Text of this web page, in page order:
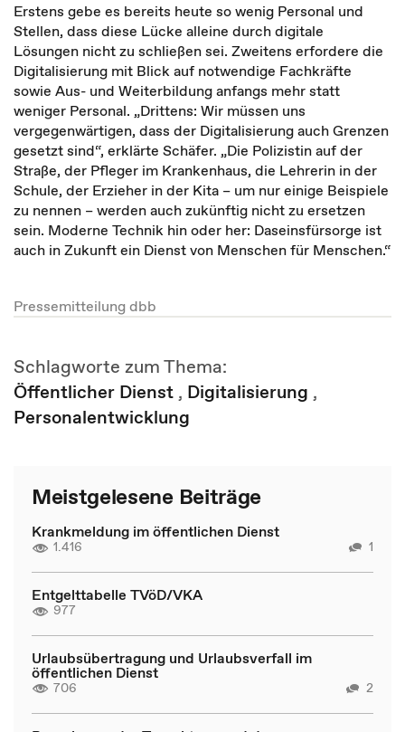
Erstens gebe es bereits heute so wenig Personal und
Stellen, dass diese Lücke alleine durch digitale
Lösungen nicht zu schließen sei. Zweitens erfordere die
Digitalisierung mit Blick auf notwendige Fachkräfte
sowie Aus- und Weiterbildung anfangs mehr statt
weniger Personal. „Drittens: Wir müssen uns
vergegenwärtigen, dass der Digitalisierung auch Grenzen
gesetzt sind“, erklärte Schäfer. „Die Polizistin auf der
Straße, der Pfleger im Krankenhaus, die Lehrerin in der
Schule, der Erzieher in der Kita – um nur einige Beispiele
zu nennen – werden auch zukünftig nicht zu ersetzen
sein. Moderne Technik hin oder her: Daseinsfürsorge ist
auch in Zukunft ein Dienst von Menschen für Menschen.“
Pressemitteilung dbb
Schlagworte zum Thema:
Öffentlicher Dienst , Digitalisierung ,
Personalentwicklung
Meistgelesene Beiträge
Krankmeldung im öffentlichen Dienst
1.416 1
Entgelttabelle TVöD/VKA
977
Urlaubsübertragung und Urlaubsverfall im
öffentlichen Dienst
706 2